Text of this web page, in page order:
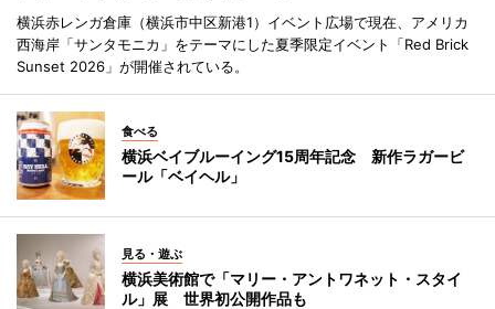
横浜赤レンガ倉庫（横浜市中区新港1）イベント広場で現在、アメリカ
西海岸「サンタモニカ」をテーマにした夏季限定イベント「Red Brick
Sunset 2026」が開催されている。
食べる
横浜ベイブルーイング15周年記念 新作ラガービ
ール「ベイヘル」
見る・遊ぶ
横浜美術館で「マリー・アントワネット・スタイ
ル」展 世界初公開作品も